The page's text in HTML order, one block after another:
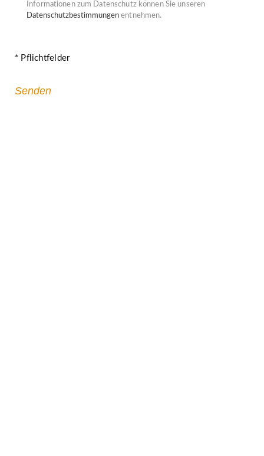
Informationen zum Datenschutz können Sie unseren
Datenschutzbestimmungen entnehmen.
* Pflichtfelder